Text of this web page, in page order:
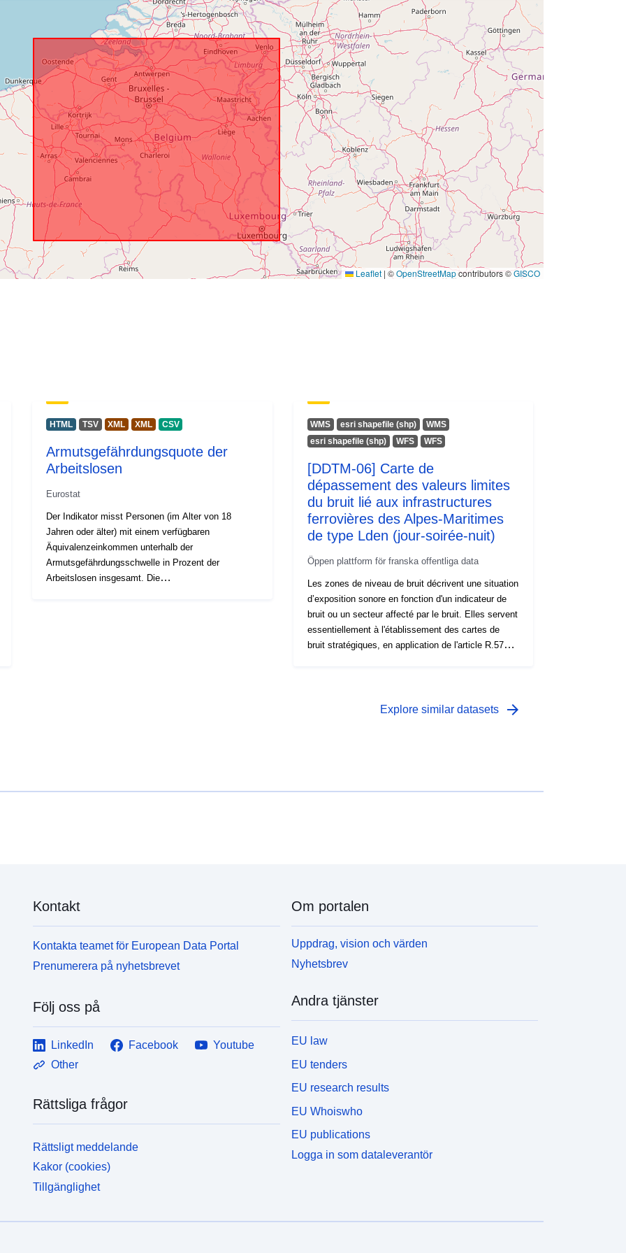
Leaflet | ©OpenStreetMapcontributors ©GISCO
HTML TSV XML XML CSV
Armutsgefährdungsquote der
Arbeitslosen
Eurostat
Der Indikator misst Personen (im Alter von 18
Jahren oder älter) mit einem verfügbaren
Äquivalenzeinkommen unterhalb der
Armutsgefährdungsschwelle in Prozent der
Arbeitslosen insgesamt. Die
WMS esri shapefile (shp)
WMS
esri shapefile (shp)
WFS WFS
[DDTM-06] Carte de
dépassement des valeurs limites
du bruit lié aux infrastructures
ferrovières des Alpes-Maritimes
de type Lden (jour-soirée-nuit)
Öppen plattform för franska offentliga data
Les zones de niveau de bruit décrivent une situation
d’exposition sonore en fonction d'un indicateur de
bruit ou un secteur affecté par le bruit. Elles servent
essentiellement à l'établissement des cartes de
bruit stratégiques, en application de l'article R.572-5
Explore similar datasets arrow_forward
Kontakt
Kontakta teamet för European Data Portal
Prenumerera på nyhetsbrevet
Följ oss på
LinkedIn Facebook
Youtube
Other
Rättsliga frågor
Rättsligt meddelande
Kakor (cookies)
Tillgänglighet
Om portalen
Uppdrag, vision och värden
Nyhetsbrev
Andra tjänster
EU law
EU tenders
EU research results
EU Whoiswho
EU publications
Logga in som dataleverantör